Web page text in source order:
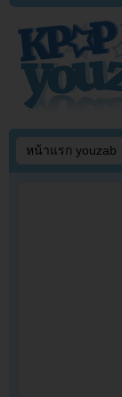
หน้าแรก youzab